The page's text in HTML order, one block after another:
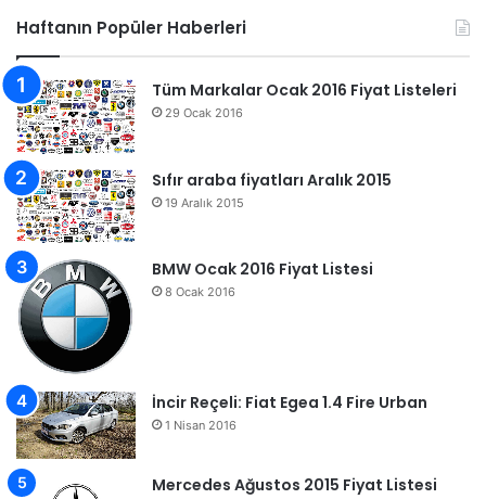
Haftanın Popüler Haberleri
Tüm Markalar Ocak 2016 Fiyat Listeleri
29 Ocak 2016
Sıfır araba fiyatları Aralık 2015
19 Aralık 2015
BMW Ocak 2016 Fiyat Listesi
8 Ocak 2016
İncir Reçeli: Fiat Egea 1.4 Fire Urban
1 Nisan 2016
Mercedes Ağustos 2015 Fiyat Listesi